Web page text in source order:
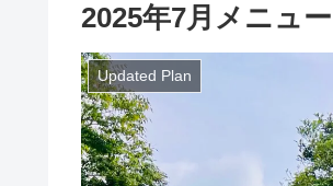
2025年7月メニュー
Updated Plan